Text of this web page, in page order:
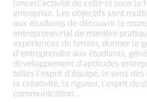
lancerl’activité de celle-ci sous la
entreprise. Les objectifs sont
aux étudiants de découvrir le
entrepreneurial de manière
expériences de terrain, donner le
d’entreprendre aux étudiants,
développement d’aptitudes
telles l’esprit d’équipe, le sens
la créativité, la rigueur, l’esprit de
communication…